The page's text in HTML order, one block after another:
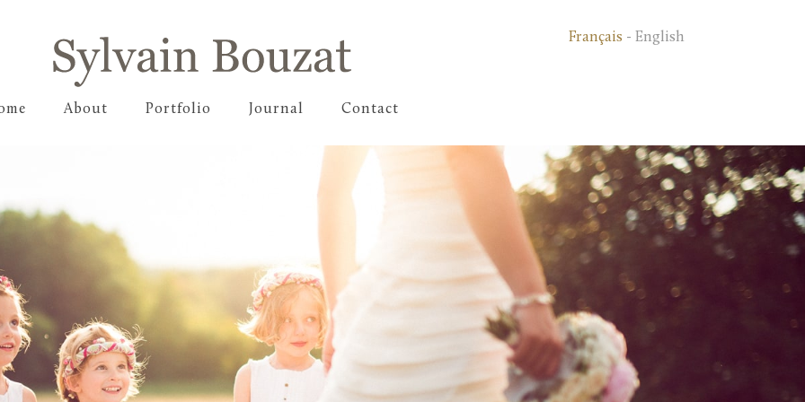
Français - English
About Portfolio Journal Contact